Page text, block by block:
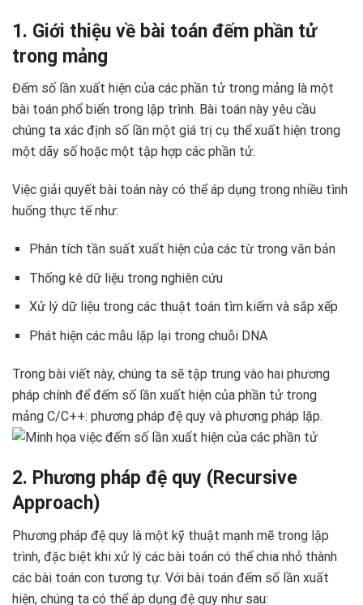
1. Giới thiệu về bài toán đếm phần tử
trong mảng
Đếm số lần xuất hiện của các phần tử trong mảng là một
bài toán phổ biến trong lập trình. Bài toán này yêu cầu
chúng ta xác định số lần một giá trị cụ thể xuất hiện trong
một dãy số hoặc một tập hợp các phần tử.
Việc giải quyết bài toán này có thể áp dụng trong nhiều tình
huống thực tế như:
Phân tích tần suất xuất hiện của các từ trong văn bản
Thống kê dữ liệu trong nghiên cứu
Xử lý dữ liệu trong các thuật toán tìm kiếm và sắp xếp
Phát hiện các mẫu lặp lại trong chuỗi DNA
Trong bài viết này, chúng ta sẽ tập trung vào hai phương
pháp chính để đếm số lần xuất hiện của phần tử trong
mảng C/C++: phương pháp đệ quy và phương pháp lặp.
2. Phương pháp đệ quy (Recursive
Approach)
Phương pháp đệ quy là một kỹ thuật mạnh mẽ trong lập
trình, đặc biệt khi xử lý các bài toán có thể chia nhỏ thành
các bài toán con tương tự. Với bài toán đếm số lần xuất
hiện, chúng ta có thể áp dụng đệ quy như sau: